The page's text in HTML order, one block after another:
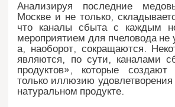
Анализируя последние
Москве и не только,
что каналы сбыта с каждым
мероприятием для пчеловода не
а, наоборот, сокращаются.
являются, по сути, каналами
продуктов», которые создают
только иллюзию удовлетворения
натуральном продукте.